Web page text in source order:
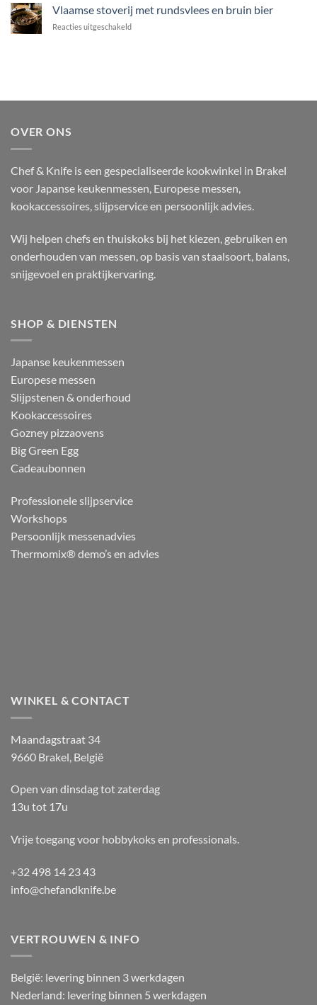
op
de
BBQ:
steak
Vlaamse stoverij met rundsvlees en bruin bier
Reacties uitgeschakeldvoor
OVER ONS
Chef & Knife is een gespecialiseerde kookwinkel in Brakel
voor Japanse keukenmessen, Europese messen,
kookaccessoires, slijpservice en persoonlijk advies.
Wij helpen chefs en thuiskoks bij het kiezen, gebruiken en
onderhouden van messen, op basis van staalsoort, balans,
snijgevoel en praktijkervaring.
SHOP & DIENSTEN
Japanse keukenmessen
Europese messen
Slijpstenen & onderhoud
Kookaccessoires
Gozney pizzaovens
Big Green Egg
Cadeaubonnen
Professionele slijpservice
Workshops
Persoonlijk messenadvies
Thermomix® demo’s en advies
WINKEL & CONTACT
Maandagstraat 34
9660 Brakel, België
Open van dinsdag tot zaterdag
13u tot 17u
Vrije toegang voor hobbykoks en professionals.
+32 498 14 23 43
info@chefandknife.be
VERTROUWEN & INFO
België: levering binnen 3 werkdagen
Nederland: levering binnen 5 werkdagen